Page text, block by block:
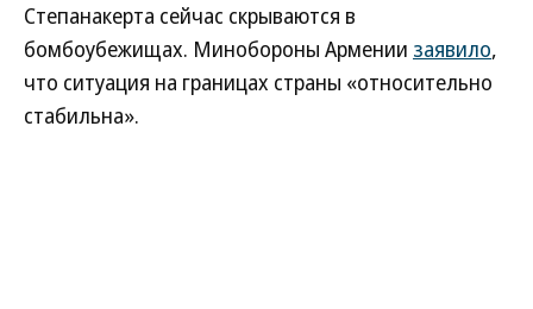
Степанакерта сейчас скрываются в
бомбоубежищах. Минобороны Армении заявило,
что ситуация на границах страны «относительно
стабильна».